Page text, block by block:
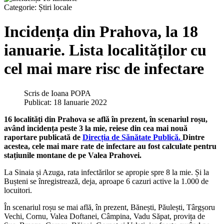
Categorie: Știri locale
Incidența din Prahova, la 18
ianuarie. Lista localităților cu
cel mai mare risc de infectare
Scris de Ioana POPA
Publicat: 18 Ianuarie 2022
16 localități din Prahova se află în prezent, în scenariul roșu,
având incidența peste 3 la mie, reiese din cea mai nouă
raportare publicată de Direcția de Sănătate Publică. Dintre
acestea, cele mai mare rate de infectare au fost calculate pentru
stațiunile montane de pe Valea Prahovei.
La Sinaia și Azuga, rata infectărilor se apropie spre 8 la mie. Și la
Bușteni se înregistrează, deja, aproape 6 cazuri active la 1.000 de
locuitori.
În scenariul roșu se mai află, în prezent, Bănești, Păulești, Târgșoru
Vechi, Cornu, Valea Doftanei, Câmpina, Vadu Săpat, provița de